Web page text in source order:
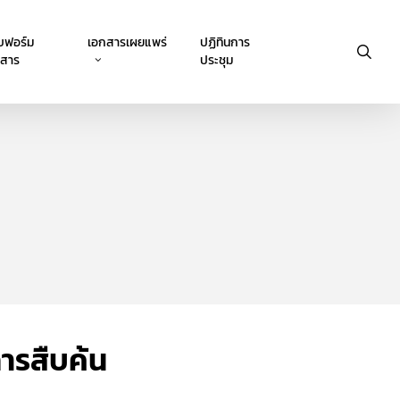
ฟอร์ม
าร
เอกสารเผยแพร่
ปฏิทินการ
ประชุม
รสืบค้น